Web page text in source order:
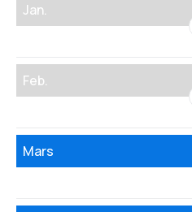
Jan.
Feb.
Mars